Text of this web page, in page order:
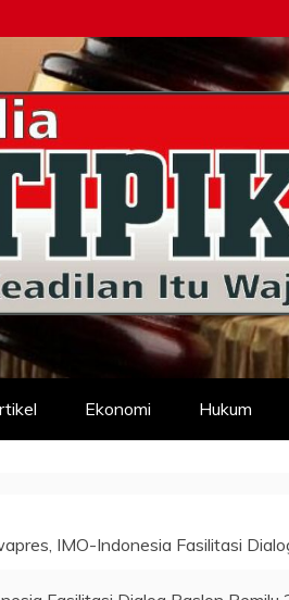
Ekonomi Hukum
IMO-Indonesia Fasilitasi